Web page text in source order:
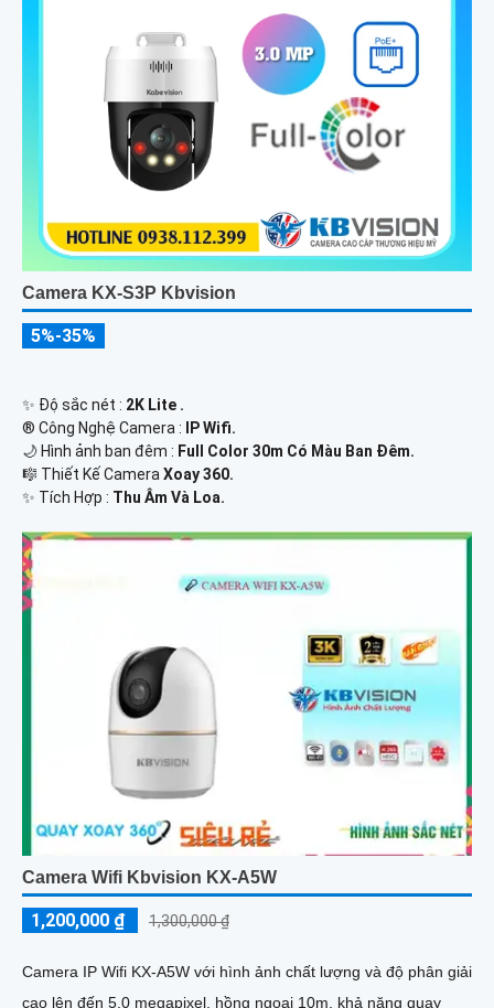
Camera KX-S3P Kbvision
5%-35%
✨ Độ sắc nét : 2K Lite .
®️ Công Nghệ Camera :
IP Wifi.
🌙 Hình ảnh ban đêm : Full Color 30m Có Màu Ban Ðêm.
🎼️ Thiết Kế Camera Xoay 360.
️✨ Tích Hợp : Thu Âm Và Loa.
Camera Wifi Kbvision KX-A5W
1,200,000 ₫ 1,300,000 ₫
Camera IP Wifi KX-A5W với hình ảnh chất lượng và độ phân giải
cao lên đến 5.0 megapixel, hồng ngoại 10m, khả năng quay